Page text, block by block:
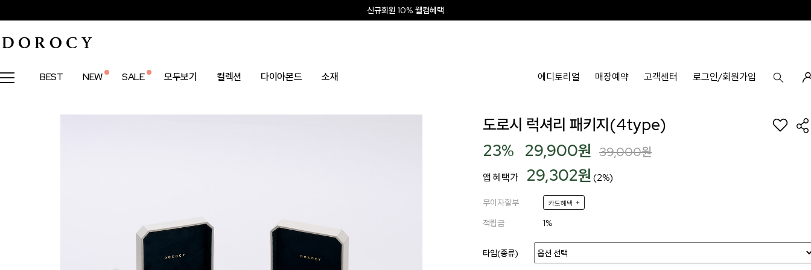
신상 최대 15% 할인
BEST NEW SALE 모두보기 컬렉션 다이아몬드 소재 에디토리얼 매장예약 고객센터 로그인/회원가입
도로시 럭셔리 패키지(4type)
23% 29,900원 39,000원
앱 혜택가 29,302원(2%)
무이자할부 카드혜택 +
적립금 1%
타입(종류)